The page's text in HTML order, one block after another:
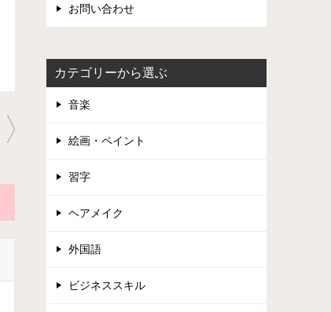
お問い合わせ
カテゴリーから選ぶ
音楽
絵画・ペイント
習字
ヘアメイク
外国語
ビジネススキル